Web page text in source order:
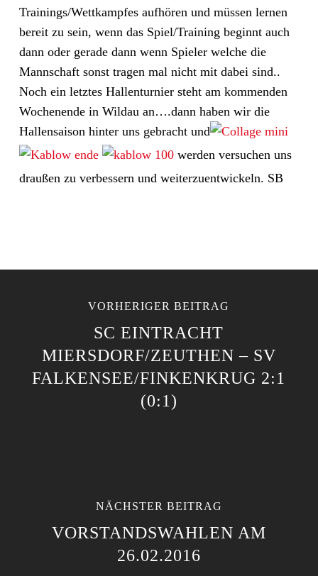
Trainings/Wettkampfes aufhören und müssen lernen
bereit zu sein, wenn das Spiel/Training beginnt auch
dann oder gerade dann wenn Spieler welche die
Mannschaft sonst tragen mal nicht mit dabei sind..
Noch ein letztes Hallenturnier steht am kommenden
Wochenende in Wildau an….dann haben wir die
Hallensaison hinter uns gebracht und
werden versuchen uns
draußen zu verbessern und weiterzuentwickeln. SB
VORHERIGER BEITRAG
SC EINTRACHT
MIERSDORF/ZEUTHEN – SV
FALKENSEE/FINKENKRUG 2:1
(0:1)
NÄCHSTER BEITRAG
VORSTANDSWAHLEN AM
26.02.2016